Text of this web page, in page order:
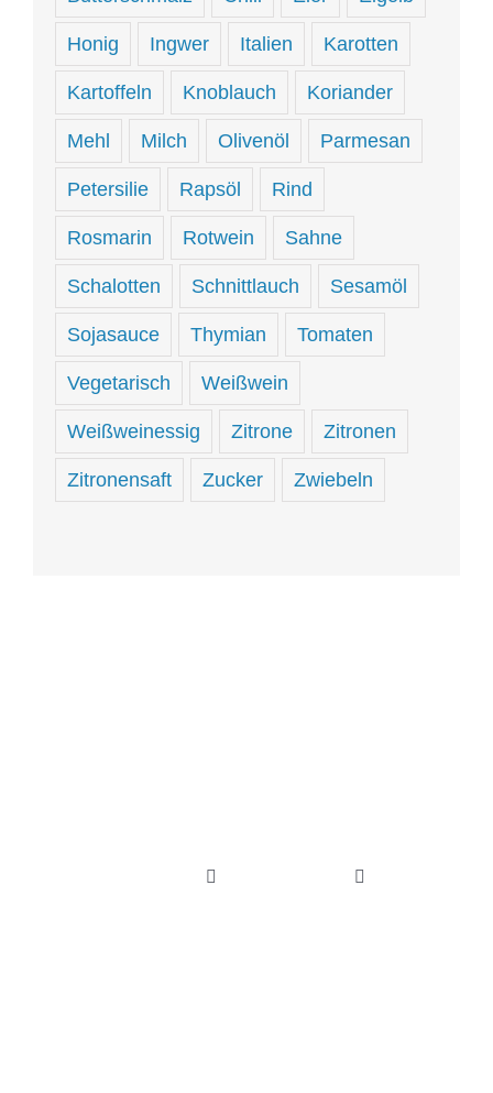
Honig Ingwer Italien Karotten
Kartoffeln Knoblauch Koriander
Mehl Milch Olivenöl Parmesan
Petersilie Rapsöl Rind
Rosmarin Rotwein Sahne
Schalotten Schnittlauch Sesamöl
Sojasauce Thymian Tomaten
Vegetarisch Weißwein
Weißweinessig Zitrone Zitronen
Zitronensaft Zucker Zwiebeln
Toggle
Toggle